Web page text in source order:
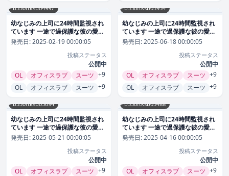
b330ftksb04997
幼なじみの上司に24時間監視され
ています 一途で過保護な彼の愛情
【短編】1 恋愛
発売日:2025-02-19 00:00:05
投稿ステータス
公開中
OL
オフィスラブ スーツ +9
OL
オフィスラブ スーツ +9
b330ftksb05954
幼なじみの上司に24時間監視され
ています 一途で過保護な彼の愛情
【短編】7 恋愛
発売日:2025-06-18 00:00:05
投稿ステータス
公開中
OL
オフィスラブ スーツ +9
OL
オフィスラブ スーツ +9
b330ftksb05694
幼なじみの上司に24時間監視され
ています 一途で過保護な彼の愛情
【短編】6 恋愛
発売日:2025-05-21 00:00:05
投稿ステータス
公開中
OL
オフィスラブ スーツ +9
b330ftksb05488
幼なじみの上司に24時間監視され
ています 一途で過保護な彼の愛情
【短編】5 恋愛
発売日:2025-04-16 00:00:05
投稿ステータス
公開中
OL
オフィスラブ スーツ +9